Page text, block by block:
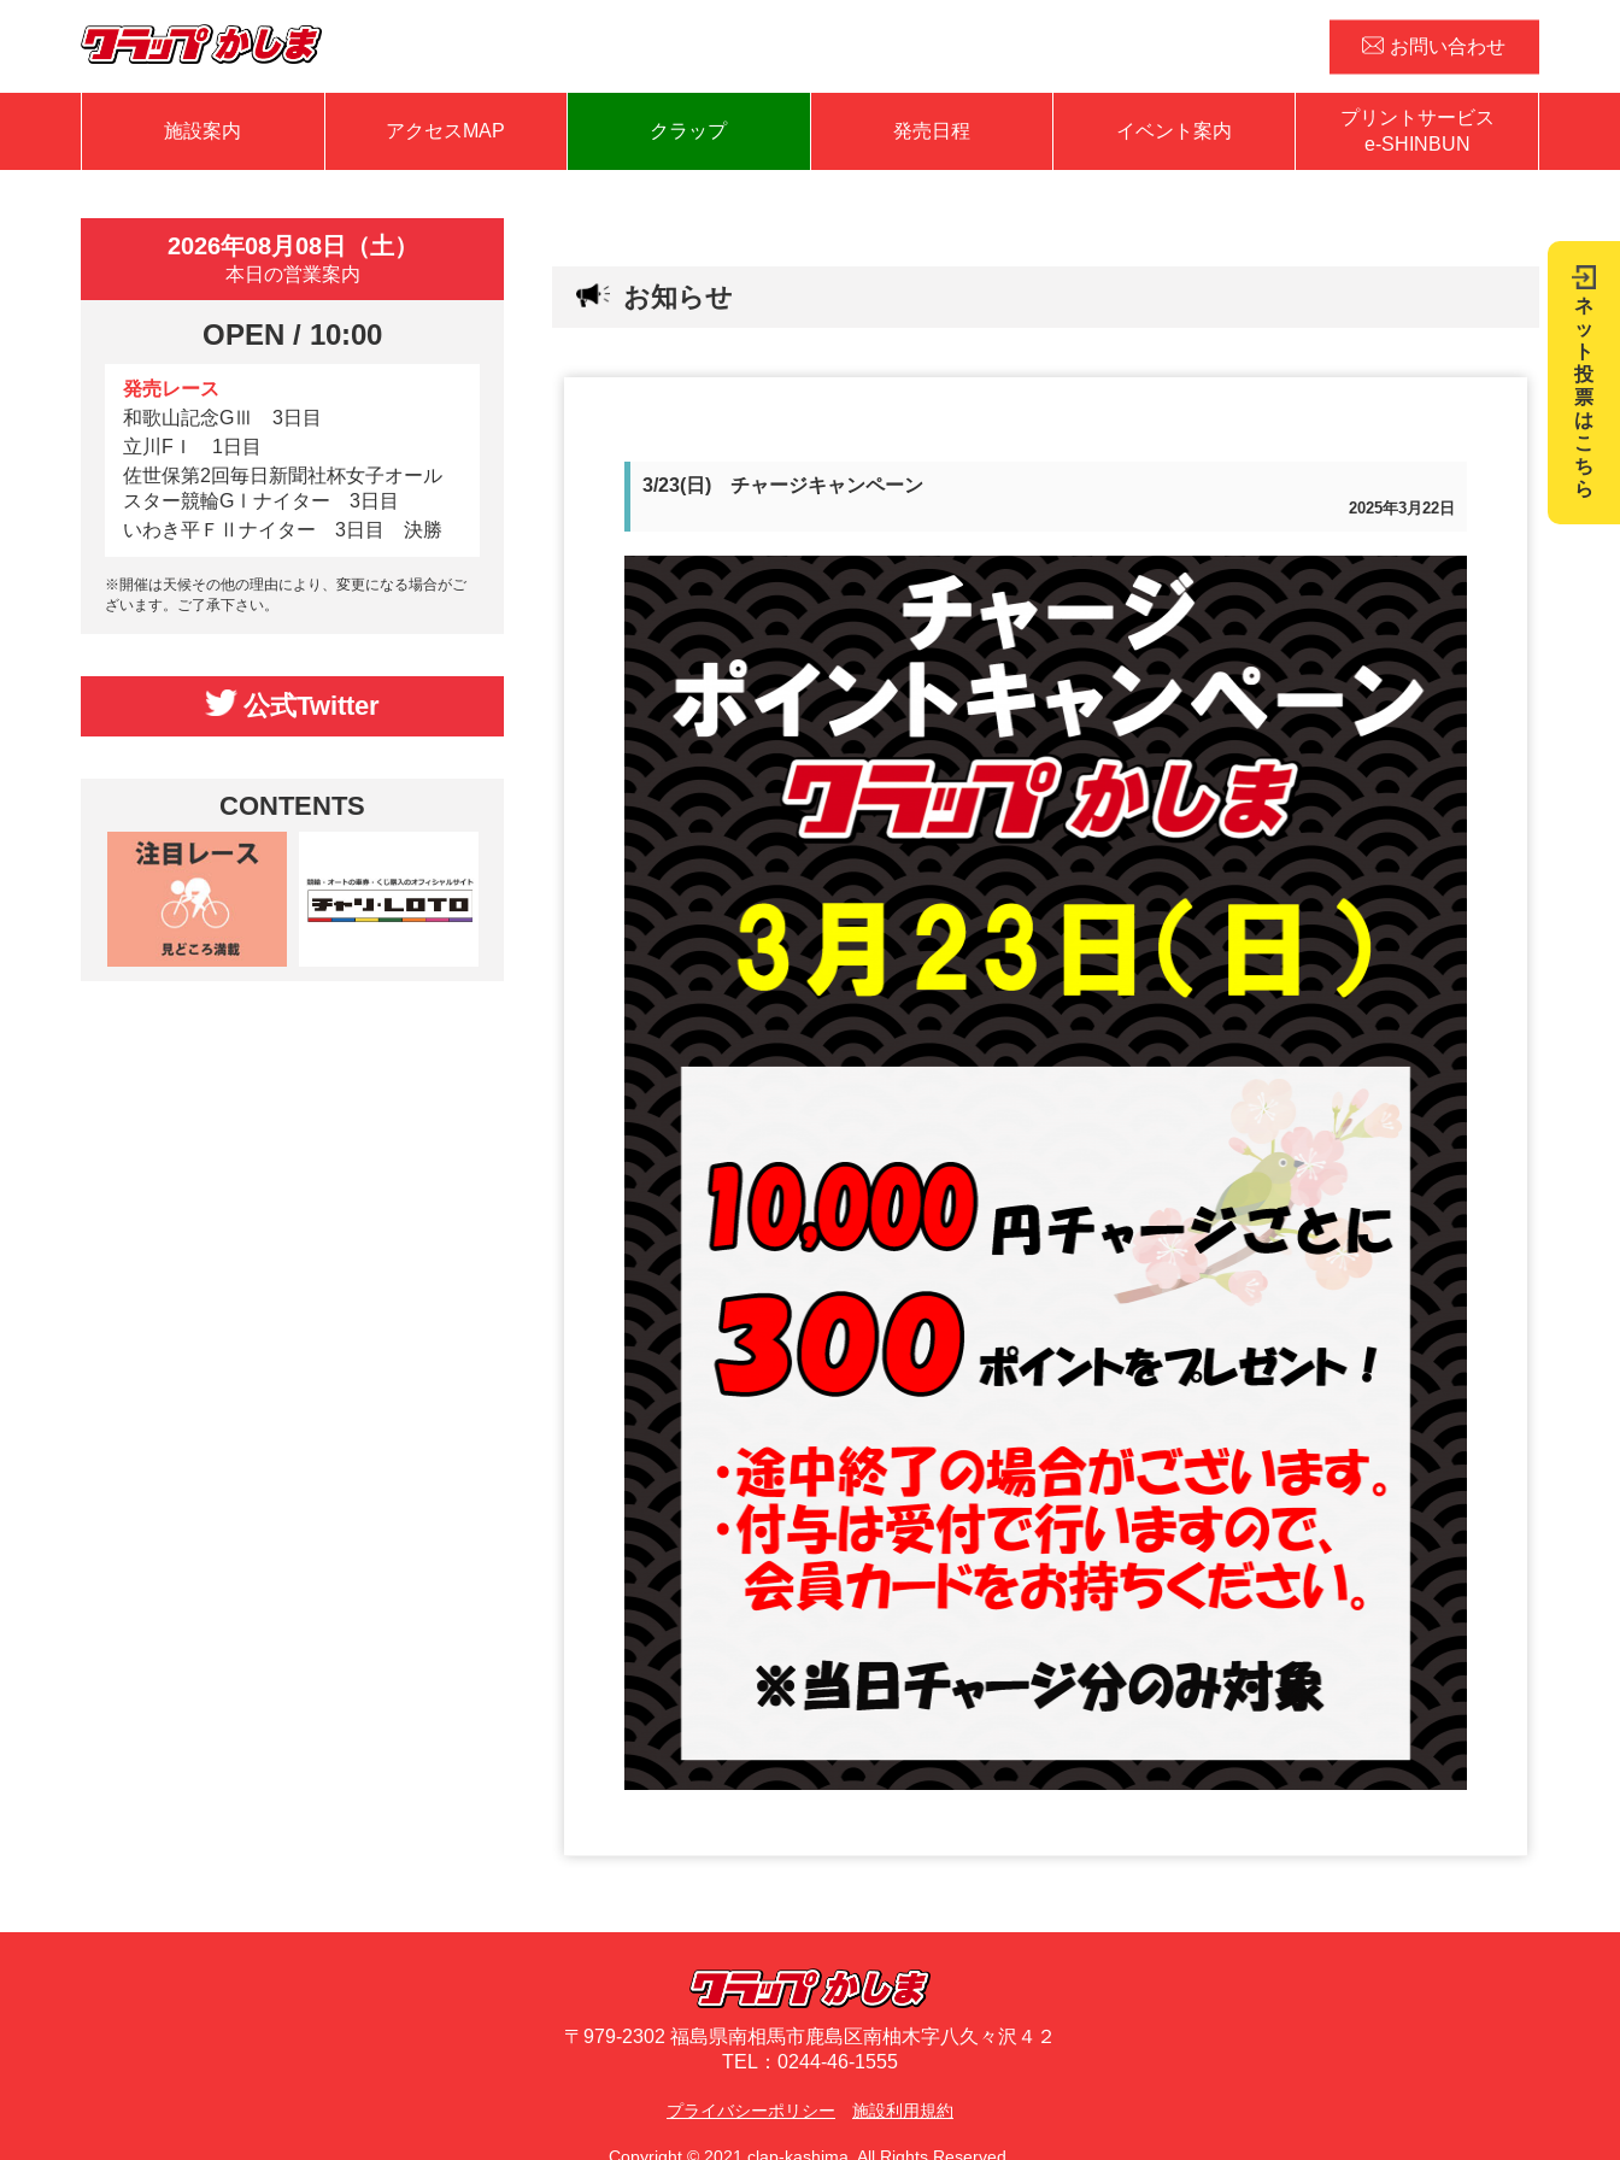
お問い合わせ
施設案内 アクセスMAP クラップ 発売日程 イベント案内
プリントサービス
e-SHINBUN
ネ
ッ
ト
投
票
は
こ
ち
ら
2026年08月08日（土）
本日の営業案内
OPEN / 10:00
発売レース
和歌山記念GⅢ 3日目
立川FＩ 1日目
佐世保第2回毎日新聞社杯女子オール
スター競輪GⅠナイター 3日目
いわき平ＦⅡナイター 3日目 決勝
※開催は天候その他の理由により、変更になる場合がご
ざいます。ご了承下さい。
公式Twitter
CONTENTS
お知らせ
3/23(日) チャージキャンペーン
2025年3月22日
〒979-2302 福島県南相馬市鹿島区南柚木字八久々沢４２
TEL：0244-46-1555
プライバシーポリシー 施設利用規約